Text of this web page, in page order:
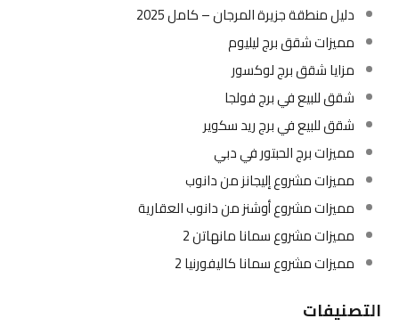
دليل منطقة جزيرة المرجان – كامل 2025
مميزات شقق برج ليليوم
مزايا شقق برج لوكسور
شقق للبيع في برج فولجا
شقق للبيع في برج ريد سكوير
مميزات برج الحبتور في دبي
مميزات مشروع إليجانز من دانوب
مميزات مشروع أوشنز من دانوب العقارية
مميزات مشروع سمانا مانهاتن 2
مميزات مشروع سمانا كاليفورنيا 2
التصنيفات